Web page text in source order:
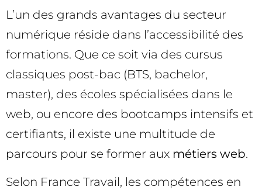
L’un des grands avantages du secteur
numérique réside dans l’accessibilité des
formations. Que ce soit via des cursus
classiques post-bac (BTS, bachelor,
master), des écoles spécialisées dans le
web, ou encore des bootcamps intensifs et
certifiants, il existe une multitude de
parcours pour se former aux métiers web.
Selon France Travail, les compétences en